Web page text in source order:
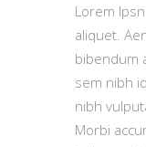
Lorem
aliquet.
bibendum
sem nibh
nibh
Morbi